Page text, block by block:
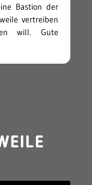
Bastion der
vertreiben
will. Gute